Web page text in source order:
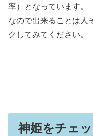
率）となっています。
なので出来ることは人
クしてみてください。
神姫をチェ